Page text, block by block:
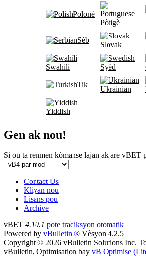
Polonè
Pòtigè
Sèb
Slovak
Swahili Syèd
Tik
Ukrainian
Yiddish
Gen ak nou!
Si ou ta renmen kòmanse lajan ak are vBET
Contact Us
Kliyan nou
Lisans pou
Archive
vBET 4.10.1 pote tradiksyon otomatik
Powered by vBulletin ® Vèsyon 4.2.5
Copyright © 2026 vBulletin Solutions Inc.
vBulletin, Optimisation bay vB Optimise